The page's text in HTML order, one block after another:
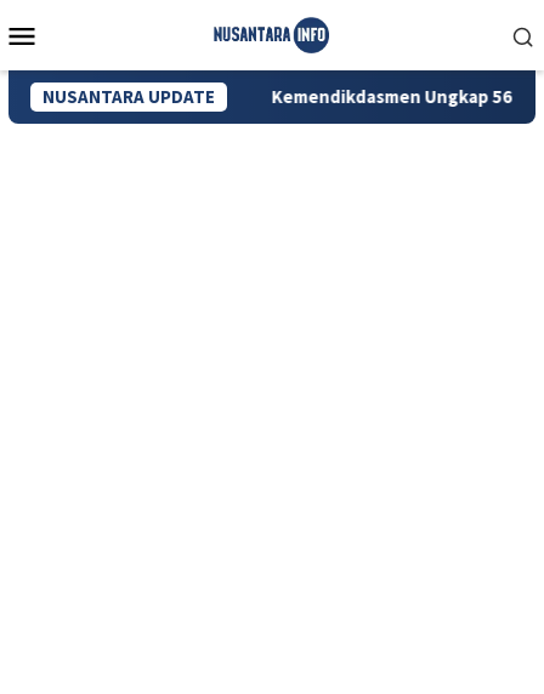
ke
Mobile
NUSANTARA UPDATE
Hangus Kemendikdasmen Ungkap 56 Ribu Anak di